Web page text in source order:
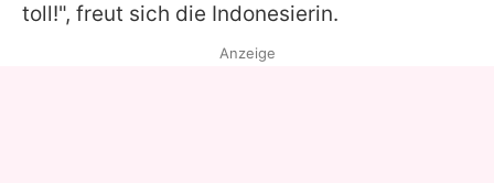
toll!", freut sich die Indonesierin.
Anzeige